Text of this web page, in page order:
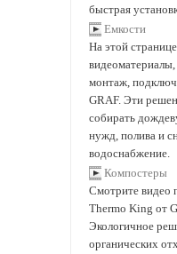
быстрая
Емкости
На этой
монтаж,
GRAF. Эти
собирать
нужд, полива и
водоснабжение.
Компостеры
Смотрите видео
Thermo King от
Экологичное
органических